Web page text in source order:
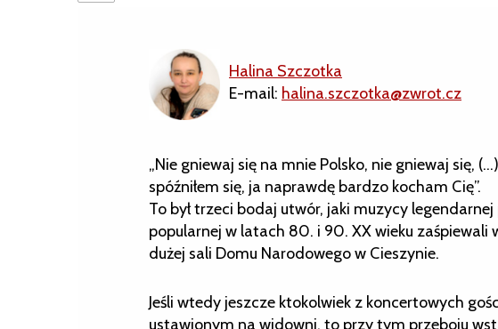
Halina Szczotka
E-mail: halina.szczotka@zwrot.cz
„Nie gniewaj się na mnie Polsko, nie gniewaj się,
spóźniłem się, ja naprawdę bardzo kocham Cię”.
To był trzeci bodaj utwór, jaki muzycy
popularnej w latach 80. i 90. XX wieku zaśpiewali
dużej sali Domu Narodowego w Cieszynie.
Jeśli wtedy jeszcze ktokolwiek z koncertowych
ustawionym na widowni, to przy tym przeboju